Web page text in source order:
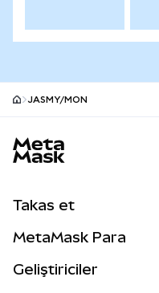
JASMY/MON
Takas et
Perps
MetaMask Para
Geliştiriciler